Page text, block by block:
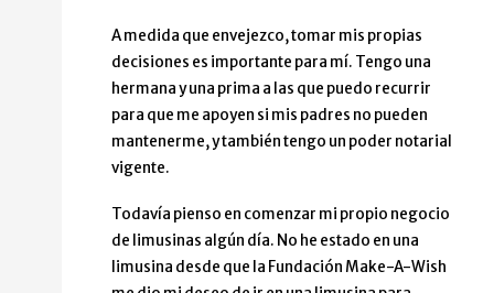
A medida que envejezco, tomar mis propias
decisiones es importante para mí. Tengo una
hermana y una prima a las que puedo recurrir
para que me apoyen si mis padres no pueden
mantenerme, y también tengo un poder notarial
vigente.
Todavía pienso en comenzar mi propio negocio
de limusinas algún día. No he estado en una
limusina desde que la Fundación Make-A-Wish